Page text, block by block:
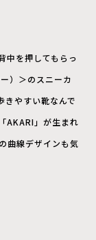
中を押してもらっ
ー）＞のスニーカ
きやすい靴なんで
AKARI」が生まれ
曲線デザインも気